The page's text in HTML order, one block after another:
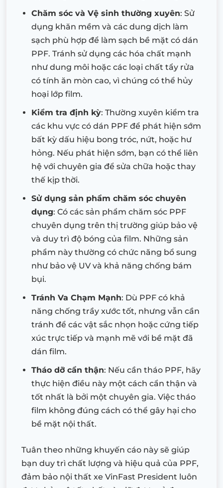
Chăm sóc và Vệ sinh thường xuyên: Sử
dụng khăn mềm và các dung dịch làm
sạch phù hợp để làm sạch bề mặt có dán
PPF. Tránh sử dụng các hóa chất mạnh
như dung môi hoặc các loại chất tẩy rửa
có tính ăn mòn cao, vì chúng có thể hủy
hoại lớp film.
Kiểm tra định kỳ: Thường xuyên kiểm tra
các khu vực có dán PPF để phát hiện sớm
bất kỳ dấu hiệu bong tróc, nứt, hoặc hư
hỏng. Nếu phát hiện sớm, bạn có thể liên
hệ với chuyên gia để sửa chữa hoặc thay
thế kịp thời.
Sử dụng sản phẩm chăm sóc chuyên
dụng: Có các sản phẩm chăm sóc PPF
chuyên dụng trên thị trường giúp bảo vệ
và duy trì độ bóng của film. Những sản
phẩm này thường có chức năng bổ sung
như bảo vệ UV và khả năng chống bám
bụi.
Tránh Va Chạm Mạnh: Dù PPF có khả
năng chống trầy xước tốt, nhưng vẫn cần
tránh để các vật sắc nhọn hoặc cứng tiếp
xúc trực tiếp và mạnh mẽ với bề mặt đã
dán film.
Tháo dỡ cẩn thận: Nếu cần tháo PPF, hãy
thực hiện điều này một cách cẩn thận và
tốt nhất là bởi một chuyên gia. Việc tháo
film không đúng cách có thể gây hại cho
bề mặt nội thất.
Tuân theo những khuyến cáo này sẽ giúp
bạn duy trì chất lượng và hiệu quả của PPF,
đảm bảo nội thất xe VinFast President luôn